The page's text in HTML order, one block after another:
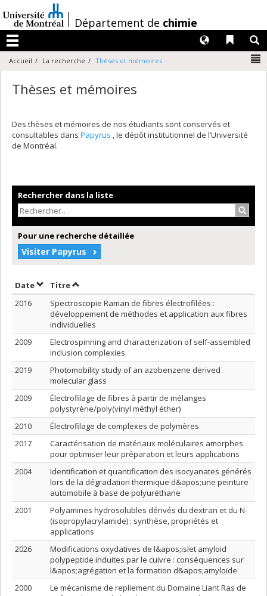
au
contenu
/Département de chimie
Menu
Liens
Langues
Accueil La recherche Thèses et mémoires
Thèses et mémoires
Des thèses et mémoires de nos étudiants sont conservés et
consultables dans Papyrus , le dépôt institutionnel de l’Université
de Montréal.
Rechercher dans la liste
Pour une recherche détaillée
Visiter Papyrus
DateTrier par date en ordre décroissant
TitreTrier par titre en ordre décroissant
2016
Spectroscopie Raman de fibres électrofilées :
développement de méthodes et application aux fibres
individuelles
2009
Electrospinning and characterization of self-assembled
inclusion complexies
2019
Photomobility study of an azobenzene derived
molecular glass
2009
Électrofilage de fibres à partir de mélanges
polystyrène/poly(vinyl méthyl éther)
2010
Électrofilage de complexes de polymères
2017
Caractérisation de matériaux moléculaires amorphes
pour optimiser leur préparation et leurs applications
2004
Identification et quantification des isocyanates générés
lors de la dégradation thermique d&apos;une peinture
automobile à base de polyuréthane
2001
Polyamines hydrosolubles dérivés du dextran et du N-
(isopropylacrylamide) : synthèse, propriétés et
applications
2026
Modifications oxydatives de l&apos;islet amyloid
polypeptide induites par le cuivre : conséquences sur
l&apos;agrégation et la formation d&apos;amyloïde
2000
Le mécanisme de repliement du Domaine Liant Ras de